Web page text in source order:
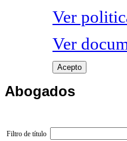
Ver
Ver
Acepto
Abogados
Filtro de título